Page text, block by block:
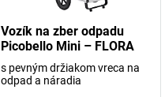
Vozík na zber odpadu
Picobello Mini – FLORA
s pevným držiakom vreca na
odpad a náradia